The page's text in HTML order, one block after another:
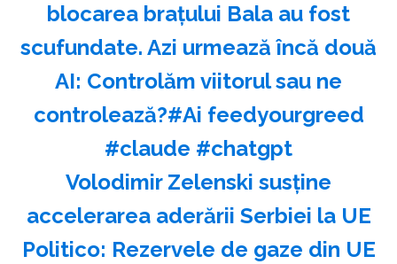
blocarea brațului Bala au fost
scufundate. Azi urmează încă două
AI: Controlăm viitorul sau ne
controlează?#Ai feedyourgreed
#claude #chatgpt
Volodimir Zelenski susţine
accelerarea aderării Serbiei la UE
Politico: Rezervele de gaze din UE